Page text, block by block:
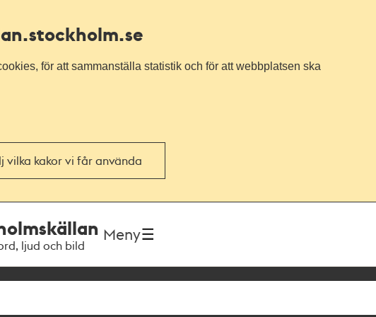
.stockholm.se
för att sammanställa statistik och för att webbplatsen ska
vilka kakor vi får använda
ljud och bild
Meny